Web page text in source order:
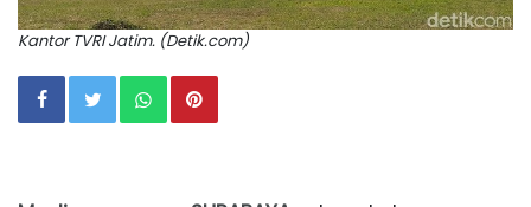
Kantor TVRI Jatim. (Detik.com)